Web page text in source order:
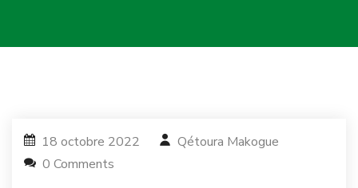
18 octobre 2022
Qétoura Makogue
0 Comments